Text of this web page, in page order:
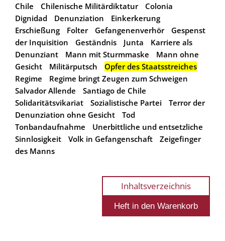
Chile
Chilenische Militärdiktatur
Colonia
Dignidad
Denunziation
Einkerkerung
Erschießung
Folter Gefangenenverhör
Gespenst
der Inquisition
Geständnis Junta
Karriere als
Denunziant
Mann mit Sturmmaske
Mann ohne
Gesicht
Militärputsch
Opfer des Staatsstreiches
Regime
Regime bringt Zeugen zum Schweigen
Salvador Allende
Santiago de Chile
Solidaritätsvikariat
Sozialistische Partei
Terror der
Denunziation ohne Gesicht
Tod
Tonbandaufnahme
Unerbittliche und entsetzliche
Sinnlosigkeit
Volk in Gefangenschaft
Zeigefinger
des Manns
Inhaltsverzeichnis